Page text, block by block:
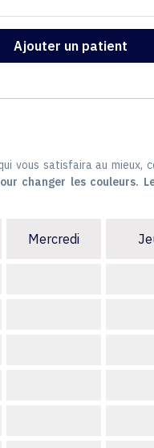
Ajouter un patient
vous satisfaira au mieux,
changer les couleurs.
Mercredi